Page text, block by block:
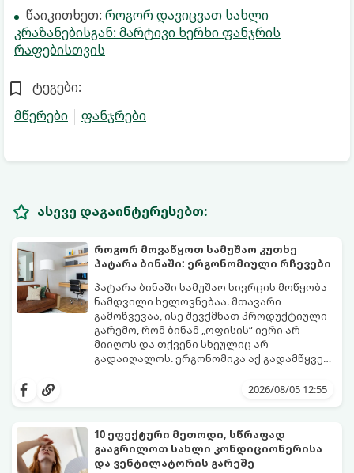
წაიკითხეთ: როგორ დავიცვათ სახლი
კრაზანებისგან: მარტივი ხერხი ფანჯრის
რაფებისთვის
ტეგები:
მწერები
ფანჯრები
ასევე დაგაინტერესებთ:
როგორ მოვაწყოთ სამუშაო კუთხე
პატარა ბინაში: ერგონომიული რჩევები
პატარა ბინაში სამუშაო სივრცის მოწყობა
ნამდვილი ხელოვნებაა. მთავარი
გამოწვევაა, ისე შევქმნათ პროდუქტიული
გარემო, რომ ბინამ „ოფისის“ იერი არ
მიიღოს და თქვენი სხეულიც არ
გადაიღალოს. ერგონომიკა აქ გადამწყვეტ
2026/08/05 12:55
10 ეფექტური მეთოდი, სწრაფად
გააგრილოთ სახლი კონდიციონერისა
და ვენტილატორის გარეშე